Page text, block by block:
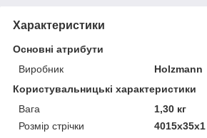
Характеристики
Основні атрибути
Виробник
Holzmann
Користувальницькі характеристики
Вага
1,30 кг
Розмір стрічки